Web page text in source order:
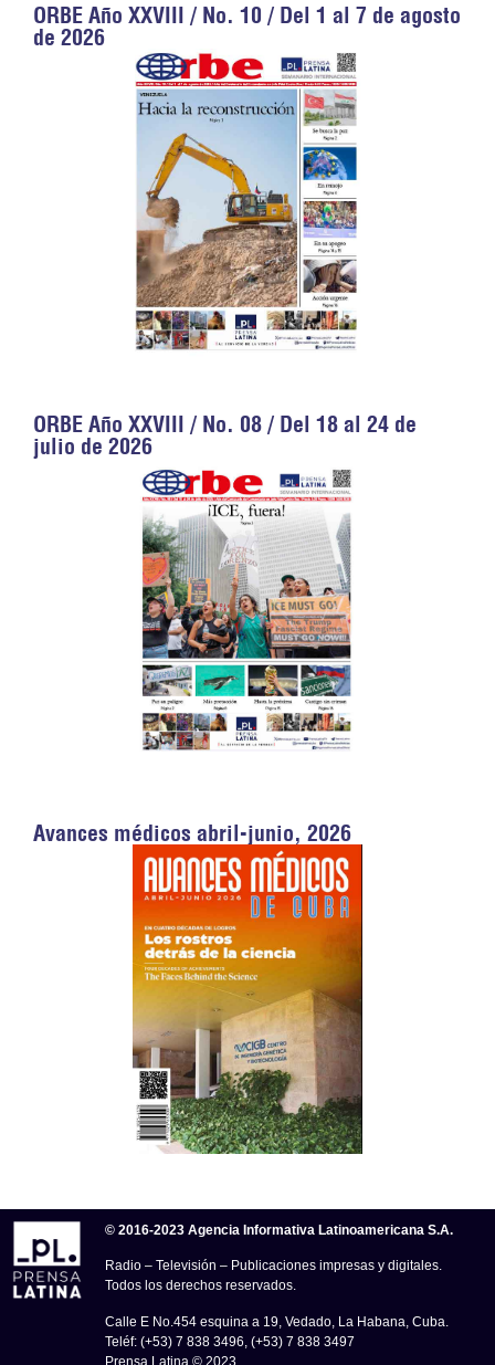
ORBE Año XXVIII / No. 10 / Del 1 al 7 de agosto
de 2026
ORBE Año XXVIII / No. 08 / Del 18 al 24 de
julio de 2026
Avances médicos abril-junio, 2026
© 2016-2023 Agencia Informativa Latinoamericana S.A.
Radio – Televisión – Publicaciones impresas y digitales.
Todos los derechos reservados.
Calle E No.454 esquina a 19, Vedado, La Habana, Cuba.
Teléf: (+53) 7 838 3496, (+53) 7 838 3497
Prensa Latina © 2023 .